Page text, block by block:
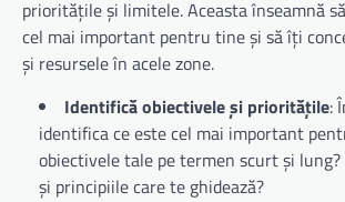
prioritățile și limitele. Aceasta înseamnă
cel mai important pentru tine și să îți
și resursele în acele zone.
Identifică obiectivele și prioritățile:
identifica ce este cel mai important
obiectivele tale pe termen scurt și
și principiile care te ghidează?